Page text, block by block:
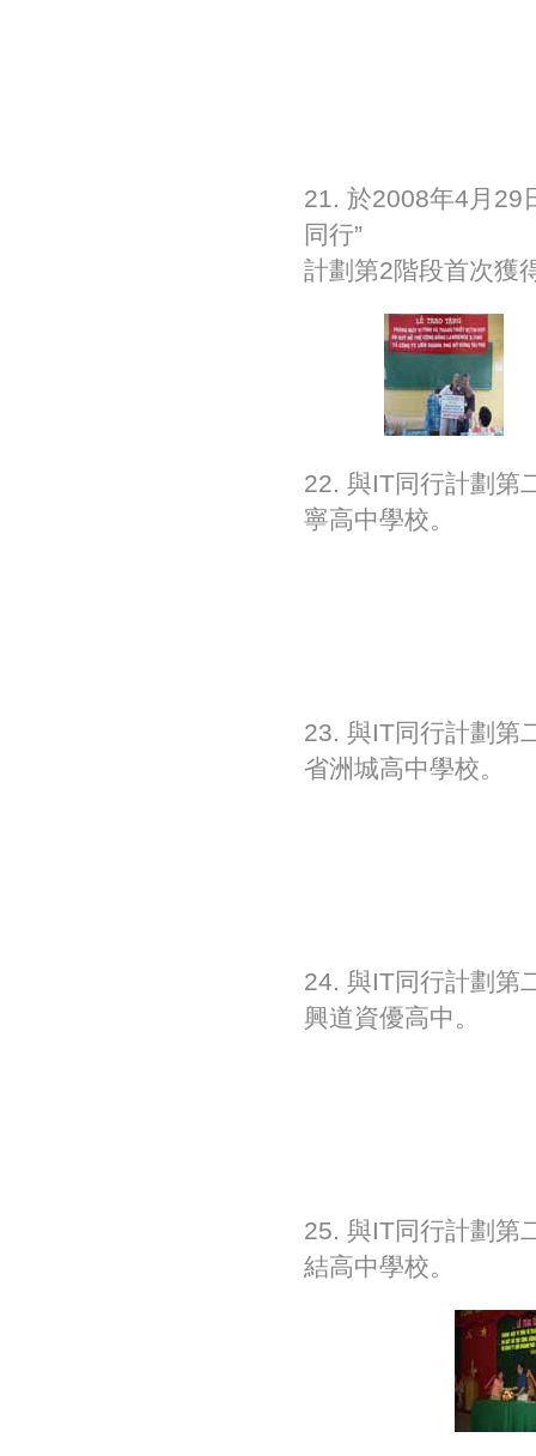
21. 於2008年4月29
同行”
計劃第2階段首次獲
22. 與IT同行計劃第
寧高中學校。
23. 與IT同行計劃第
省洲城高中學校。
24. 與IT同行計劃第
興道資優高中。
25. 與IT同行計劃第
結高中學校。